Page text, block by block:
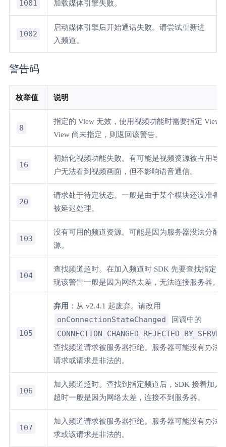
1001 加载媒体引擎失败。
1002
启动媒体引擎后开始通话失败。请尝试重新进
入频道。
警告码
枚举值 说明
8
指定的 View 无效，使用视频功能时需要指定 View
View 尚未指定，则返回该警告。
16
初始化视频功能失败。有可能是视频资源被占用导
户无法看到视频画面，但不影响语音通信。
20
请求处于待定状态。一般是由于某个模块还没准备
被延迟处理。
103
没有可用的频道资源。可能是因为服务器没法分配
源。
104
查找频道超时。在加入频道时 SDK 先要查找指定的
现该警告一般是因为网络太差，无法连接服务器。
105
弃用 ：从 v2.4.1 起废弃。请改用
onConnectionStateChanged 回调中的
查找频道请求被服务器拒绝。服务器可能没有办法
请求或请求是非法的。
106
加入频道超时。查找到指定频道后，SDK 接着加入
超时一般是因为网络太差，连接不到服务器。
107
加入频道请求被服务器拒绝。服务器可能没有办法
求或该请求是非法的。